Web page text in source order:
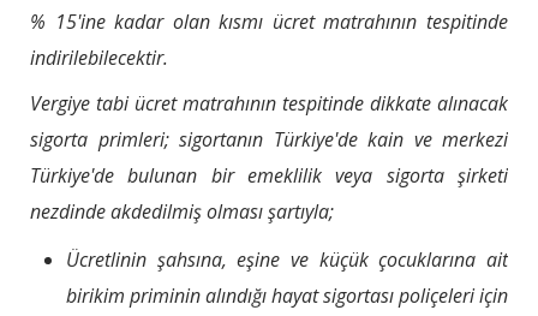
% 15'ine kadar olan kısmı ücret matrahının tespitinde
indirilebilecektir.
Vergiye tabi ücret matrahının tespitinde dikkate alınacak
sigorta primleri; sigortanın Türkiye'de kain ve merkezi
Türkiye'de bulunan bir emeklilik veya sigorta şirketi
nezdinde akdedilmiş olması şartıyla;
Ücretlinin şahsına, eşine ve küçük çocuklarına ait
birikim priminin alındığı hayat sigortası poliçeleri için